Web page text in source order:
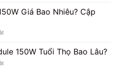
Có
Điện
Giá Bao Nhiêu? Cập
ở
Pha
Module
150W
150W Tuổi Thọ Bao Lâu?
ở